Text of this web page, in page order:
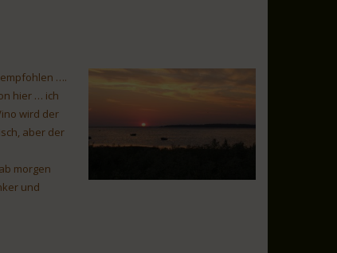
….
hier … ich
wird der
aber der
morgen
und